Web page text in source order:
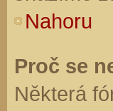
Nahoru
Proč se
Některá